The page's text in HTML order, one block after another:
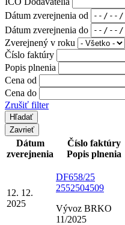
Dátum zverejnenia od
Dátum zverejnenia do
Zverejnený v roku
Číslo faktúry
Popis plnenia
Cena od
Cena do
Zrušiť filter
Zavrieť
Dátum
zverejnenia
Číslo faktúry
Popis plnenia
12. 12.
2025
DF658/25
2552504509
Vývoz BRKO
11/2025